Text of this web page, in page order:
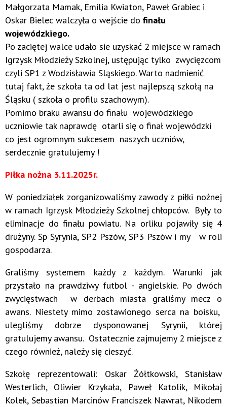
Małgorzata Mamak, Emilia Kwiaton, Paweł Grabiec i
Oskar Bielec walczyła o wejście do finału
wojewódzkiego.
Po zaciętej walce udało sie uzyskać 2 miejsce w ramach
Igrzysk Młodzieży Szkolnej, ustępując tylko zwycięzcom
czyli SP1 z Wodzisławia Sląskiego. Warto nadmienić
tutaj fakt, że szkoła ta od lat jest najlepszą szkołą na
Śląsku ( szkoła o profilu szachowym).
Pomimo braku awansu do finału wojewódzkiego
uczniowie tak naprawdę otarli się o finał wojewódzki
co jest ogromnym sukcesem naszych uczniów,
serdecznie gratulujemy !
Piłka nożna 3.11.2025r.
W poniedziałek zorganizowaliśmy zawody z piłki nożnej
w ramach Igrzysk Młodzieży Szkolnej chłopców. Były to
eliminacje do finału powiatu. Na orliku pojawiły się 4
drużyny. Sp Syrynia, SP2 Pszów, SP3 Pszów i my w roli
gospodarza.
Graliśmy systemem każdy z każdym. Warunki jak
przystało na prawdziwy futbol - angielskie. Po dwóch
zwycięstwach w derbach miasta graliśmy mecz o
awans. Niestety mimo zostawionego serca na boisku,
ulegliśmy dobrze dysponowanej Syrynii, której
gratulujemy awansu. Ostatecznie zajmujemy 2 miejsce z
czego również, należy się cieszyć.
Szkołę reprezentowali: Oskar Żółtkowski, Stanisław
Westerlich, Oliwier Krzykała, Paweł Katolik, Mikołaj
Kolek, Sebastian Marcinów Franciszek Nawrat, Nikodem